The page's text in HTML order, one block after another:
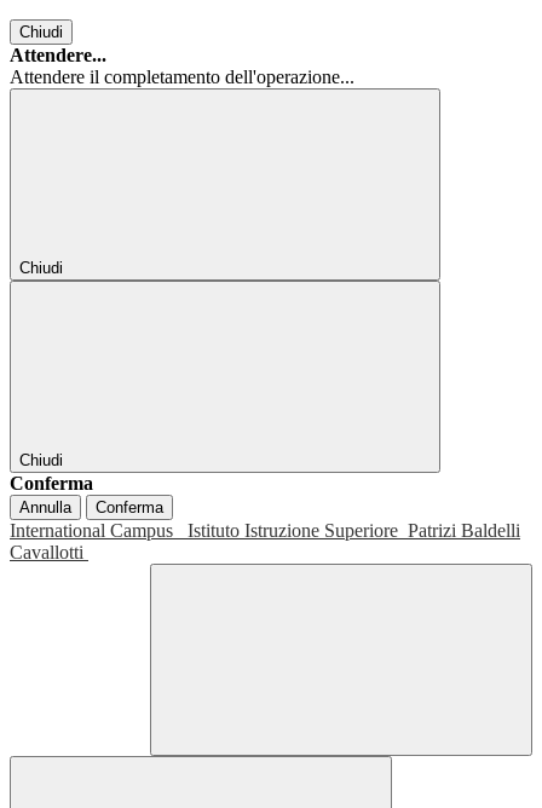
Chiudi
Attendere...
Attendere il completamento dell'operazione...
Chiudi
Chiudi
Conferma
Annulla Conferma
International Campus Istituto Istruzione Superiore Patrizi Baldelli
Cavallotti